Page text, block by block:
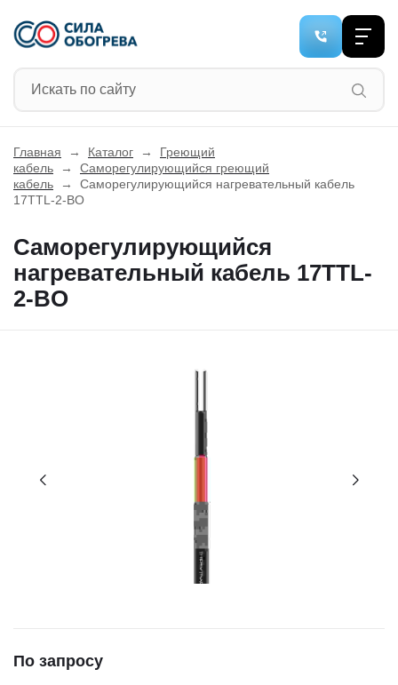
Главная → Каталог →
Греющий
кабель
→
Саморегулирующийся греющий
кабель
→
Саморегулирующийся нагревательный кабель
17TTL-2-BO
Саморегулирующийся
нагревательный кабель 17TTL-
2-BO
По запросу